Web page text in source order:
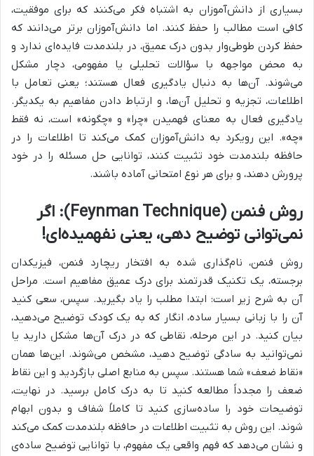
بسیاری از دانش‌آموزان به اشتباه فکر می‌کنند که برای موفقیت،
کافی است مطالب را حفظ کنند. اما دانش‌آموزان برتر می‌دانند که
حفظ کردن طوطی‌وار بدون درک عمیق، در بلندمدت فایده‌ای ندارد و
به محض مواجهه با سؤالات تحلیلی یا مفهومی، دچار مشکل
می‌شوند. آن‌ها به دنبال یادگیری فعال هستند؛ یعنی تعامل با
اطلاعات، تجزیه و تحلیل آن‌ها، و ارتباط دادن مفاهیم به یکدیگر.
یادگیری فعال به معنای فهمیدن «چرا» و «چگونه» است، نه فقط
«چه». این رویکرد به دانش‌آموزان کمک می‌کند تا اطلاعات را در
حافظه بلندمدت خود تثبیت کنند، توانایی حل مسئله را در خود
پرورش دهند، و برای هر نوع امتحانی آماده باشند.
روش فنمن (Feynman Technique): اگر
نمی‌توانی توضیح دهی، یعنی نفهمیده‌ای!
روش فنمن، نام‌گذاری شده به افتخار ریچارد فنمن، فیزیکدان
برجسته، یک تکنیک قدرتمند برای درک عمیق مفاهیم است. مراحل
آن به شرح زیر است: ابتدا مطلب را یاد بگیرید. سپس، سعی کنید
آن را با زبانی بسیار ساده، انگار که به یک کودک توضیح می‌دهید،
بیان کنید. در این مرحله، نقاطی که در درک آن‌ها مشکل دارید یا
نمی‌توانید به سادگی توضیح دهید، مشخص می‌شوند. این‌ها همان
«نقاط ضعف» شما هستند. سپس به منابع اصلی بازگردید و این نقاط
ضعف را مجدداً مطالعه کنید تا به درک کامل برسید. در نهایت،
توضیحات خود را ساده‌سازی کنید تا کاملاً شفاف و بدون ابهام
شوند. این روش به تثبیت اطلاعات در حافظه بلندمدت کمک می‌کند
و نشان می‌دهد که فهم واقعی یک مفهوم، با توانایی توضیح ساده‌ی